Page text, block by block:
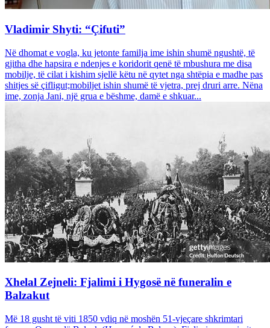
Vladimir Shyti: “Çifuti”
Në dhomat e vogla, ku jetonte familja ime ishin shumë ngushtë, të
gjitha dhe hapsira e ndenjes e koridorit qenë të mbushura me disa
mobilje, të cilat i kishim sjellë këtu në qytet nga shtëpia e madhe pas
shitjes së çifligut;mobiljet ishin shumë të vjetra, prej druri arre. Nëna
ime, zonja Jani, një grua e bëshme, damë e shkuar...
Xhelal Zejneli: Fjalimi i Hygosë në funeralin e
Balzakut
Më 18 gusht të viti 1850 vdiq në moshën 51-vjeçare shkrimtari